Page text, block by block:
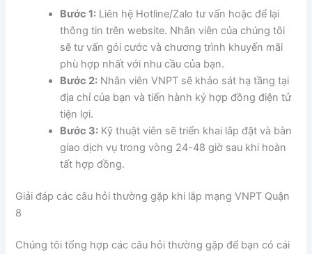
Bước 1: Liên hệ Hotline/Zalo tư vấn hoặc để lại
thông tin trên website. Nhân viên của chúng tôi
sẽ tư vấn gói cước và chương trình khuyến mãi
phù hợp nhất với nhu cầu của bạn.
Bước 2: Nhân viên VNPT sẽ khảo sát hạ tầng tại
địa chỉ của bạn và tiến hành ký hợp đồng điện tử
tiện lợi.
Bước 3: Kỹ thuật viên sẽ triển khai lắp đặt và bàn
giao dịch vụ trong vòng 24-48 giờ sau khi hoàn
tất hợp đồng.
Giải đáp các câu hỏi thường gặp khi lắp mạng VNPT Quận
8
Chúng tôi tổng hợp các câu hỏi thường gặp để bạn có cái